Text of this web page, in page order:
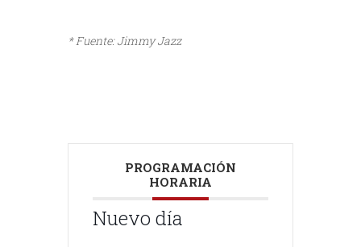
* Fuente: Jimmy Jazz
PROGRAMACIÓN
HORARIA
Nuevo día